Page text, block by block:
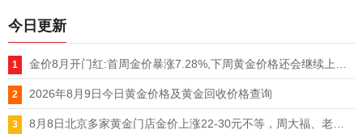
今日更新
2026年8月9日今日黄金价格及黄金回收价格查询